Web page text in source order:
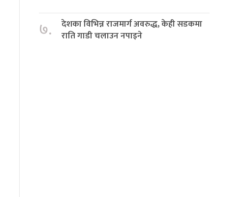
७.
देशका विभिन्न राजमार्ग अवरुद्ध, केही सडकमा
राति गाडी चलाउन नपाइने